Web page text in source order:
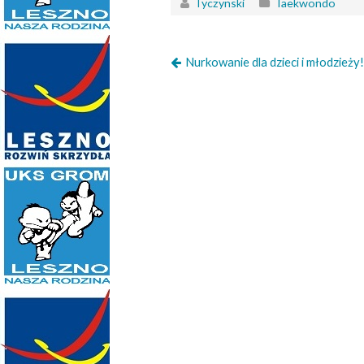
Nurkowanie dla dzieci i młodzieży!